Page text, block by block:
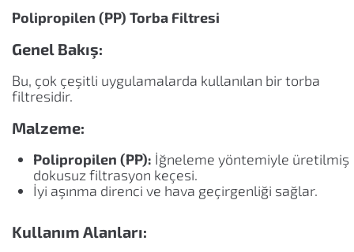
Polipropilen (PP) Torba Filtresi
Genel Bakış:
Bu, çok çeşitli uygulamalarda kullanılan bir torba
filtresidir.
Malzeme:
Polipropilen (PP): İğneleme yöntemiyle üretilmiş
dokusuz filtrasyon keçesi.
İyi aşınma direnci ve hava geçirgenliği sağlar.
Kullanım Alanları: